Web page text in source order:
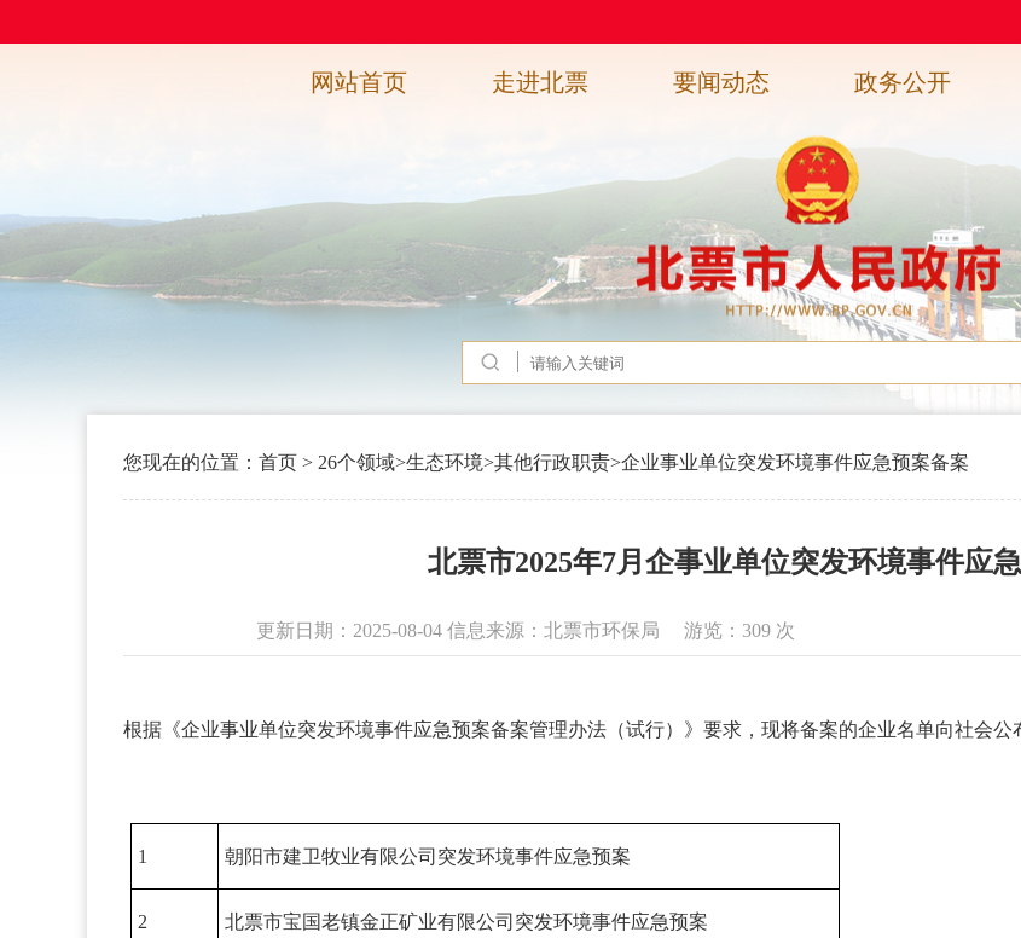
网站首页 走进北票 要闻动态 政务公开
您现在的位置： 首页 > 26个领域>生态环境>其他行政职责>企业事业单位突发环境事件应急预案备案
北票市2025年7月企事业单位突发环境事件应
更新日期：2025-08-04 信息来源：北票市环保局 游览： 309 次
根据《企业事业单位突发环境事件应急预案备案管理办法（试行）》要求，现将备案的企业名单向社会公
1 朝阳市建卫牧业有限公司突发环境事件应急预案
2 北票市宝国老镇金正矿业有限公司突发环境事件应急预案